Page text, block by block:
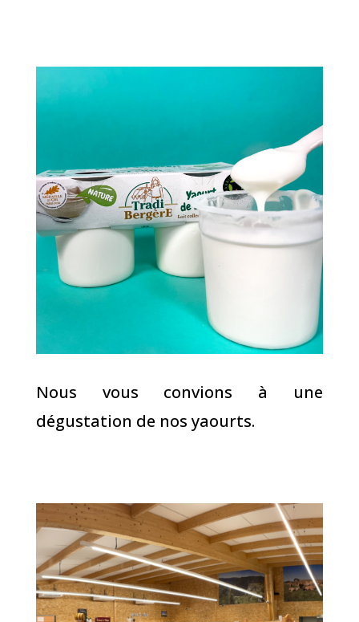
Nous vous convions à une
dégustation de nos yaourts.